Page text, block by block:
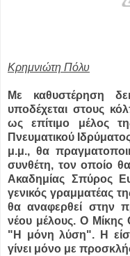
Κρημνιώτη Πόλυ
Με καθυστέρηση
υποδέχεται στους
ως επίτιμο μέλος
Πνευματικού
μ.μ., θα
συνθέτη, τον οποίο
Ακαδημίας Σπύρος
γενικός γραμματέας
θα αναφερθεί στην
νέου μέλους. Ο Μίκης
"Η μόνη λύση". Η
γίνει μόνο με